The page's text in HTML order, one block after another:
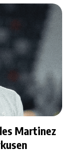
Martinez